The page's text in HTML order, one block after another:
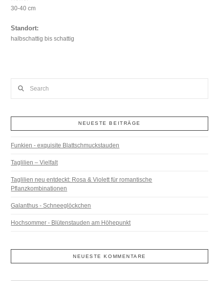
30-40 cm
Standort:
halbschattig bis schattig
NEUESTE BEITRÄGE
Funkien - exquisite Blattschmuckstauden
Taglilien – Vielfalt
Taglilien neu entdeckt: Rosa & Violett für romantische
Pflanzkombinationen
Galanthus - Schneeglöckchen
Hochsommer - Blütenstauden am Höhepunkt
NEUESTE KOMMENTARE